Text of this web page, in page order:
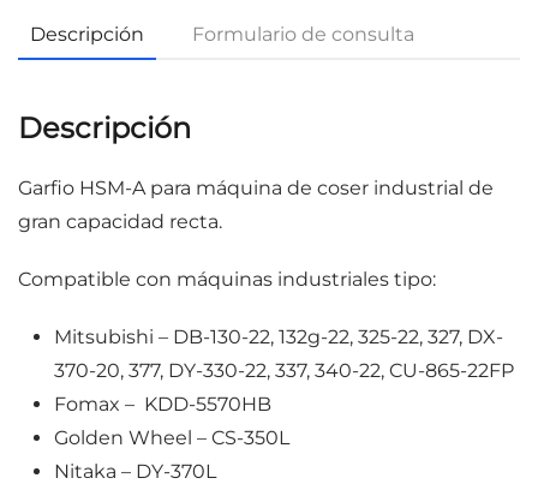
Descripción Formulario de consulta
Descripción
Garfio HSM-A para máquina de coser industrial de
gran capacidad recta.
Compatible con máquinas industriales tipo:
Mitsubishi – DB-130-22, 132g-22, 325-22, 327, DX-
370-20, 377, DY-330-22, 337, 340-22, CU-865-22FP
Fomax – KDD-5570HB
Golden Wheel – CS-350L
Nitaka – DY-370L